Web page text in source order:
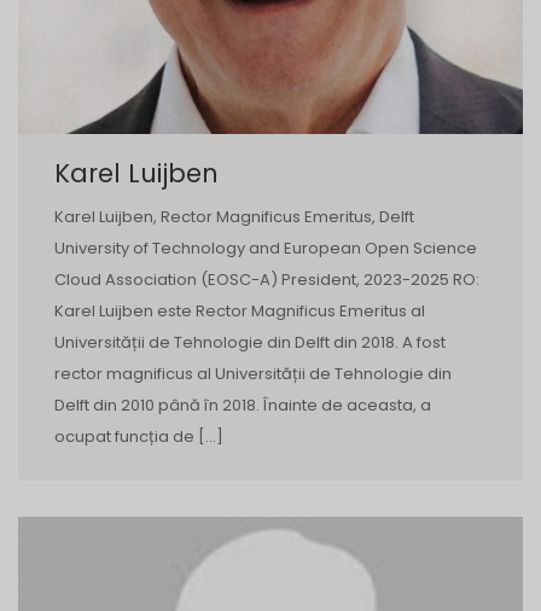
Karel Luijben
Karel Luijben, Rector Magnificus Emeritus, Delft
University of Technology and European Open Science
Cloud Association (EOSC-A) President, 2023-2025 RO:
Karel Luijben este Rector Magnificus Emeritus al
Universității de Tehnologie din Delft din 2018. A fost
rector magnificus al Universității de Tehnologie din
Delft din 2010 până în 2018. Înainte de aceasta, a
ocupat funcția de […]